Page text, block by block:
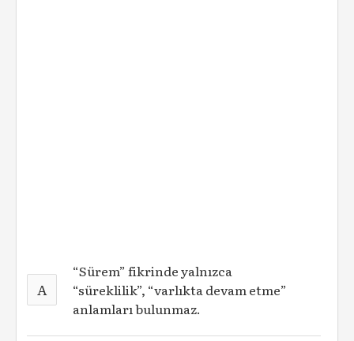
A
“Sürem” fikrinde yalnızca
“süreklilik”, “varlıkta devam etme”
anlamları bulunmaz.